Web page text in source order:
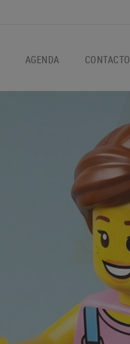
AGENDA CONTACTO